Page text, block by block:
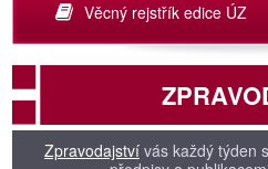
Věcný rejstřík edice ÚZ
Zpravodajství vás každý týden